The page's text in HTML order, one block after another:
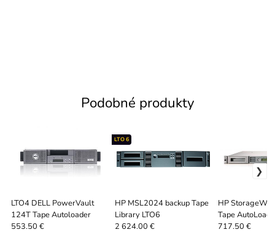
Podobné produkty
LTO4 DELL PowerVault
124T Tape Autoloader
553.50 €
HP MSL2024 backup Tape
Library LTO6
LTO 6
2 624.00 €
HP
Tape
drive SAS
717.50 €